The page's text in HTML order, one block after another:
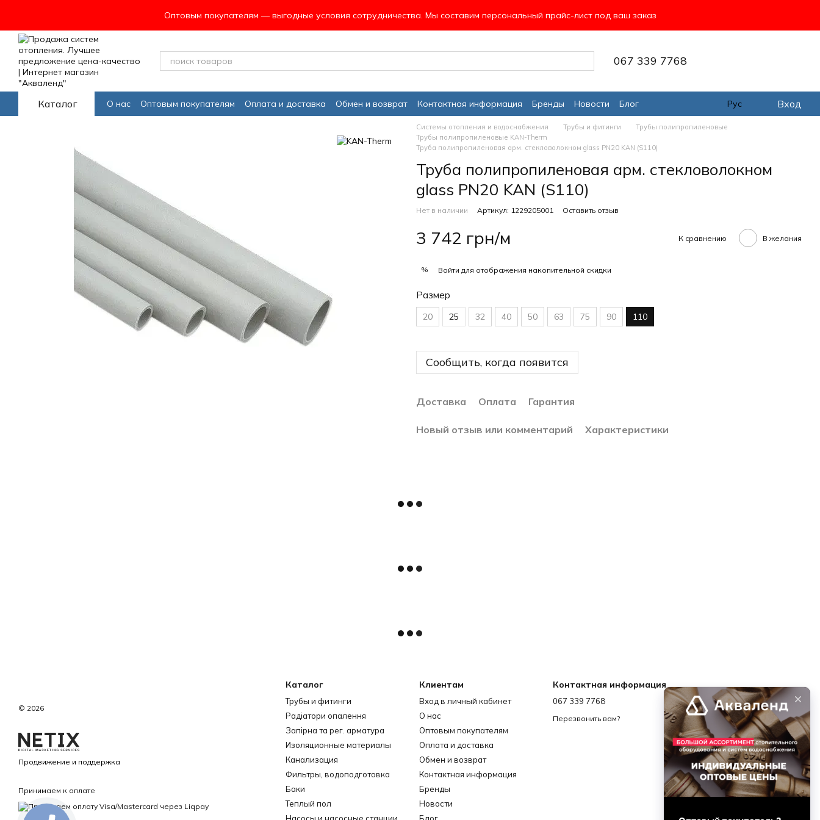
Оптовым покупателям — выгодные условия сотрудничества. Мы составим персональный прайс-лист под ваш заказ
067 339 7768
Каталог О нас Оптовым покупателям Оплата и доставка Обмен и возврат Контактная информация Бренды Новости
Блог
Програма лояльности
Рус Вход
Системы отопления и водоснабжения Трубы и фитинги
Трубы полипропиленовые
Трубы полипропиленовые KAN-Therm
Труба полипропиленовая арм. стекловолокном glass PN20 KAN (S110)
Труба полипропиленовая арм. стекловолокном
glass PN20 KAN (S110)
Нет в наличии Артикул: 1229205001 Оставить отзыв
3 742 грн/м К сравнению В желания
% Войти для отображения накопительной скидки
Размер
20 25 32 40 50 63 75 90 110
Сообщить, когда появится
Доставка Оплата Гарантия
Новый отзыв или комментарий Характеристики
© 2026
Продвижение и поддержка
Принимаем к оплате
Каталог
Трубы и фитинги
Радіатори опалення
Запірна та рег. арматура
Изоляционные материалы
Канализация
Фильтры, водоподготовка
Баки
Теплый пол
Клиентам
Вход в личный кабинет
О нас
Оптовым покупателям
Оплата и доставка
Обмен и возврат
Контактная информация
Бренды
Новости
Контактная информация
067 339 7768
Перезвонить вам?
067 339 7768
info@akvalend.ua